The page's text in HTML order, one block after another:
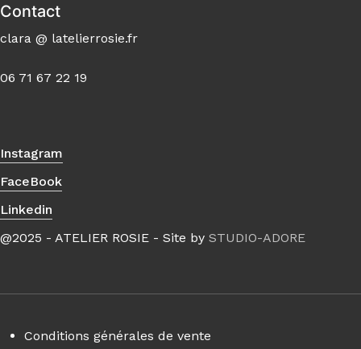
Contact
clara @ latelierrosie.fr
06 71 67 22 19
Instagram
FaceBook
Linkedin
@2025 - ATELIER ROSIE - Site by STUDIO-ADORE
Conditions générales de vente